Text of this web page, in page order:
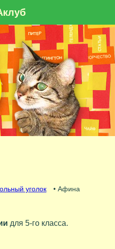
уголок • Афина
для 5-го класса.